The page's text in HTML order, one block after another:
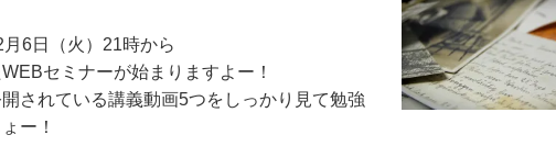
6日（火）21時から
セミナーが始まりますよー！
されている講義動画5つをしっかり見て勉強
ー！